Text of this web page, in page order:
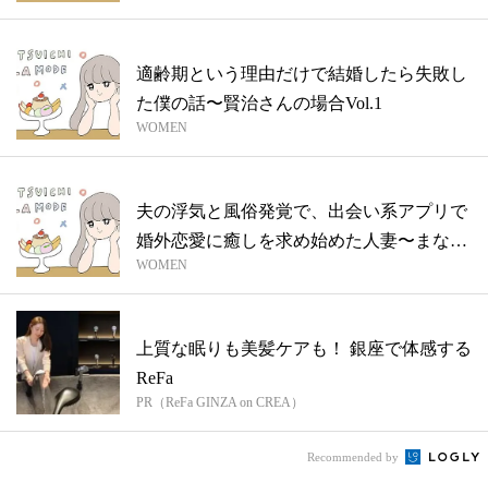
適齢期という理由だけで結婚したら失敗し
た僕の話〜賢治さんの場合Vol.1
WOMEN
夫の浮気と風俗発覚で、出会い系アプリで
婚外恋愛に癒しを求め始めた人妻〜まなか
さん...
WOMEN
上質な眠りも美髪ケアも！ 銀座で体感する
ReFa
PR（ReFa GINZA on CREA）
Recommended by